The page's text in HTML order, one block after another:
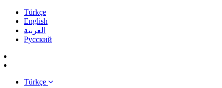
Türkçe
English
العربية
Pусский
Türkçe